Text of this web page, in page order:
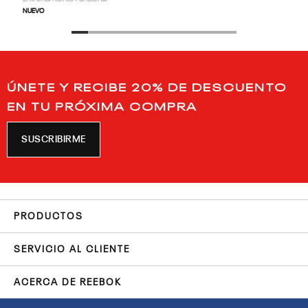
NUEVO
ÚNETE Y RECIBE 20% DE DESCUENTO
EN TU PRÓXIMA COMPRA
SUSCRIBIRME
PRODUCTOS
SERVICIO AL CLIENTE
ACERCA DE REEBOK